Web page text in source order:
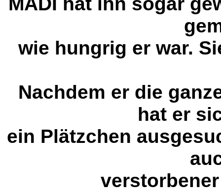
wie hungrig er war.
Nachdem er die
hat er
ein Plätzchen